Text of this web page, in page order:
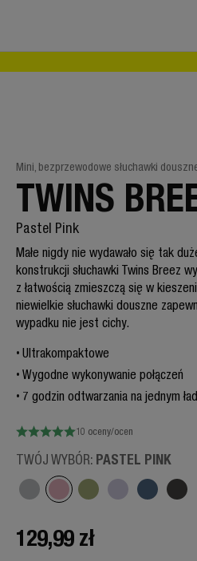
Mini, bezprzewodowe słuchawki
TWINS
Pastel Pink
Małe nigdy nie wydawało się tak
konstrukcji słuchawki Twins Breez
z łatwością zmieszczą się w
niewielkie słuchawki douszne
wypadku nie jest cichy.
Ultrakompaktowe
Wygodne wykonywanie połączeń
7 godzin odtwarzania na jednym
10 oceny/ocen
TWÓJ WYBÓR: PASTEL PINK
129,99 zł